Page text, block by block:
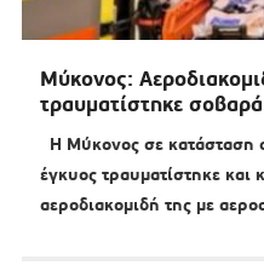
Μύκονος:
τραυματίστηκε
Η Μύκονος σε κατάσταση
έγκυος τραυματίστηκε και
αεροδιακομιδή της με